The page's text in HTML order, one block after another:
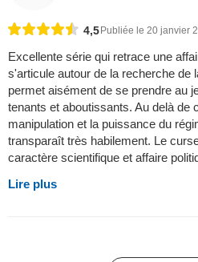
4,5 Publiée le 20 janvier
Excellente série qui retrace une
s'articule autour de la recherche de
permet aisément de se prendre au
tenants et aboutissants. Au delà de
manipulation et la puissance du
transparaît très habilement. Le
caractère scientifique et affaire
Lire plus